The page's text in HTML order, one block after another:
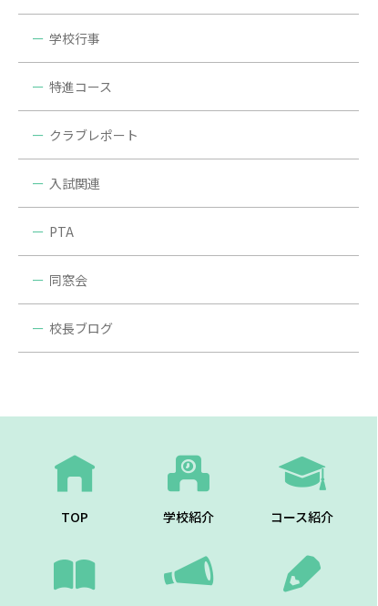
学校行事
特進コース
クラブレポート
入試関連
PTA
同窓会
校長ブログ
TOP 学校紹介 コース紹介